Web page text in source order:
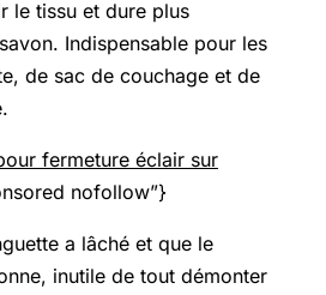
le tissu et dure plus
Indispensable pour les
de sac de couchage et de
fermeture éclair sur
nofollow”}
a lâché et que le
inutile de tout démonter